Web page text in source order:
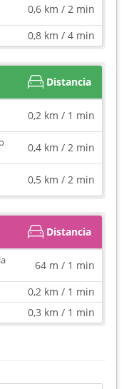
0,6 km / 2 min
0,8 km / 4 min
Distancia
0,2 km / 1 min
0,4 km / 2 min
0,5 km / 2 min
Distancia
64 m / 1 min
0,2 km / 1 min
0,3 km / 1 min